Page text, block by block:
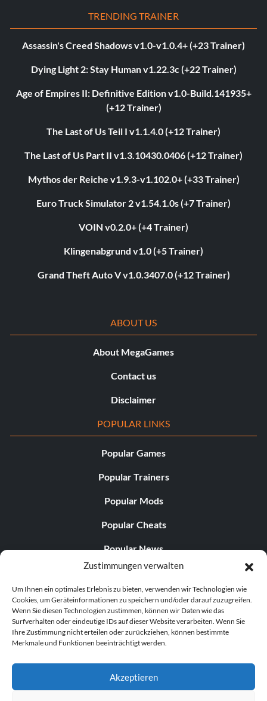
Zustimmungen verwalten
Um Ihnen ein optimales Erlebnis zu bieten, verwenden wir Technologien wie
Cookies, um Geräteinformationen zu speichern und/oder darauf zuzugreifen.
Wenn Sie diesen Technologien zustimmen, können wir Daten wie das
Surfverhalten oder eindeutige IDs auf dieser Website verarbeiten. Wenn Sie
Ihre Zustimmung nicht erteilen oder zurückziehen, können bestimmte
Merkmale und Funktionen beeinträchtigt werden.
Akzeptieren
TRENDING TRAINER
Assassin's Creed Shadows v1.0-v1.0.4+ (+23 Trainer)
Dying Light 2: Stay Human v1.22.3c (+22 Trainer)
Age of Empires II: Definitive Edition v1.0-Build.141935+
(+12 Trainer)
The Last of Us Teil I v1.1.4.0 (+12 Trainer)
The Last of Us Part II v1.3.10430.0406 (+12 Trainer)
Mythos der Reiche v1.9.3-v1.102.0+ (+33 Trainer)
Euro Truck Simulator 2 v1.54.1.0s (+7 Trainer)
VOIN v0.2.0+ (+4 Trainer)
Klingenabgrund v1.0 (+5 Trainer)
Grand Theft Auto V v1.0.3407.0 (+12 Trainer)
ABOUT US
About MegaGames
Contact us
Disclaimer
POPULAR LINKS
Popular Games
Popular Trainers
Popular Mods
Popular Cheats
Popular News
Popular Editorials
Popular Free Games
LATEST UPDATES